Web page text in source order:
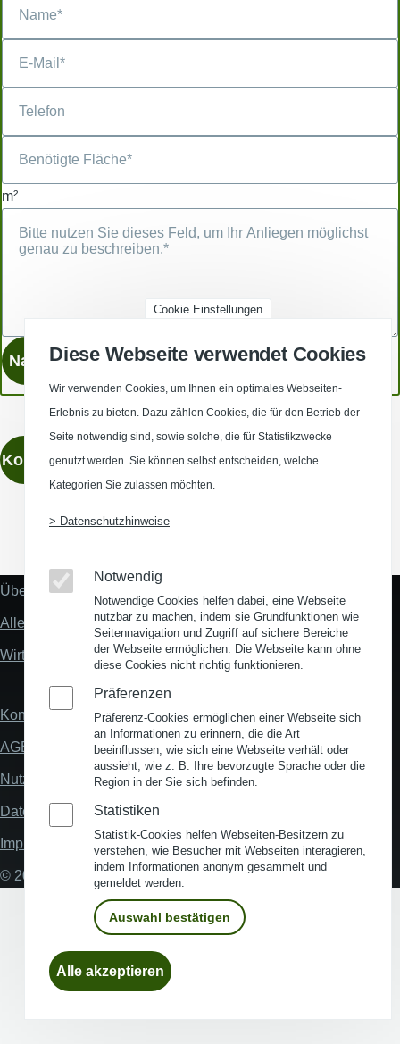
m²
Kontaktieren
Fußzeile
Links
Über uns
Alles zum Thema Standortanalyse
Wirtschaftsstandort Deutschland
Fußzeile
Kontakt
AGB
Nutzungsbedingungen
Datenschutz
Impressum
© 2026 My Business Location
Cookie Einstellungen
Diese Webseite verwendet Cookies
Wir verwenden Cookies, um Ihnen ein optimales Webseiten-
Erlebnis zu bieten. Dazu zählen Cookies, die für den Betrieb der
Seite notwendig sind, sowie solche, die für Statistikzwecke
genutzt werden. Sie können selbst entscheiden, welche
Kategorien Sie zulassen möchten.
> Datenschutzhinweise
Notwendig
Notwendige Cookies helfen dabei, eine Webseite
nutzbar zu machen, indem sie Grundfunktionen wie
Seitennavigation und Zugriff auf sichere Bereiche
der Webseite ermöglichen. Die Webseite kann ohne
diese Cookies nicht richtig funktionieren.
Präferenzen
Präferenz-Cookies ermöglichen einer Webseite sich
an Informationen zu erinnern, die die Art
beeinflussen, wie sich eine Webseite verhält oder
aussieht, wie z. B. Ihre bevorzugte Sprache oder die
Region in der Sie sich befinden.
Statistiken
Statistik-Cookies helfen Webseiten-Besitzern zu
verstehen, wie Besucher mit Webseiten interagieren,
indem Informationen anonym gesammelt und
gemeldet werden.
Auswahl bestätigen
Alle akzeptieren